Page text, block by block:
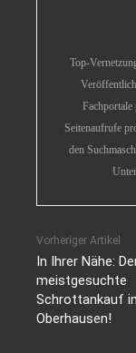
Top-
Seitenaufrufe
den
Vorheriger Artikel
In Ihrer Nähe:
meistgesuchte
Schrottankauf in
Oberhausen!